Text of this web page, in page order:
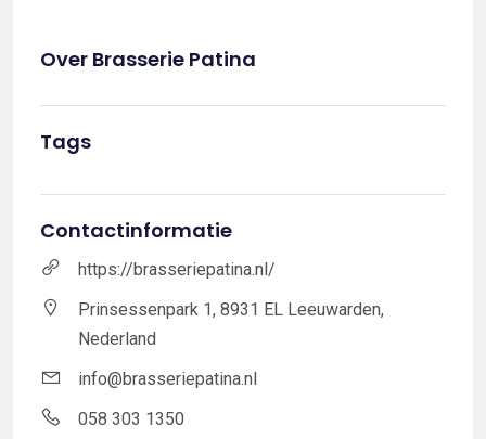
Over Brasserie Patina
Tags
Contactinformatie
https://brasseriepatina.nl/
Prinsessenpark 1, 8931 EL Leeuwarden,
Nederland
info@brasseriepatina.nl
058 303 1350